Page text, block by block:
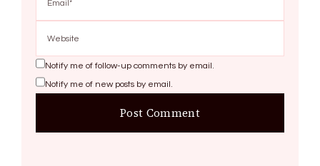
Notify me of follow-up comments by email.
Notify me of new posts by email.